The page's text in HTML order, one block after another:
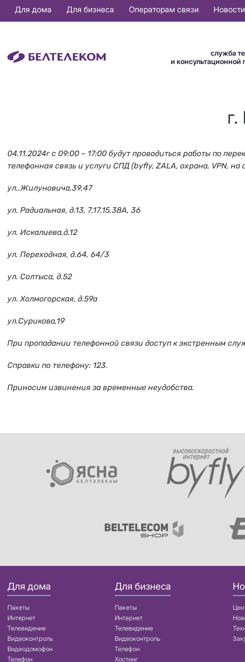
Основная
навигация
Для дома Для бизнеса Операторам связи Новости
служба
и консультационной
04.11.2024г с 09:00 – 17:00 будут проводиться работы по
телефонная связь и услуги СПД (byfly, ZALA, охрана, VPN,
ул..Жилуновича,39,47
ул. Радиальная, д.13, 7,17,15,38А, 36
ул. Искалиева,д.12
ул. Переходная, д.64, 64/3
ул. Солтыса, д.52
ул. Холмогорская, д.59а
ул.Сурикова,19
При пропадании телефонной связи доступ к экстренным
Справки по телефону: 123.
Приносим извинения за временные неудобства.
Для дома
Пакеты
Интернет
Телевидение
Видеоконтроль
Видеодомофон
Телефон
Для бизнеса
Пакеты
Интернет
Телевидение
Видеоконтроль
Телефон
Хостинг